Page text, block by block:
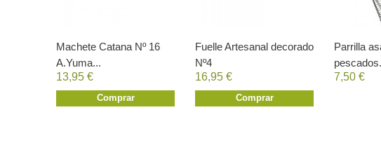
Machete Catana Nº 16
A.Yuma...
13,95 €
Comprar
Fuelle Artesanal decorado
Nº4
16,95 €
Comprar
Parrilla
7,50 €